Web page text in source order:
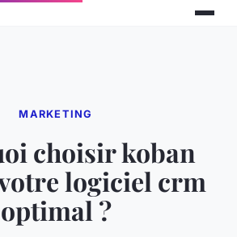
MARKETING
choisir koban
logiciel crm
optimal ?